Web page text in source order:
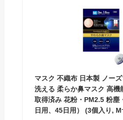
マスク 不織布 日本製 ノー
洗える 柔らか鼻マスク 高機
取得済み 花粉・PM2.5 粉塵
日用、45日用） (3個入り,